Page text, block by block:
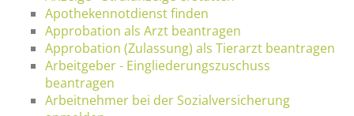
Apothekennotdienst finden
Approbation als Arzt beantragen
Approbation (Zulassung) als Tierarzt beantragen
Arbeitgeber - Eingliederungszuschuss
beantragen
Arbeitnehmer bei der Sozialversicherung